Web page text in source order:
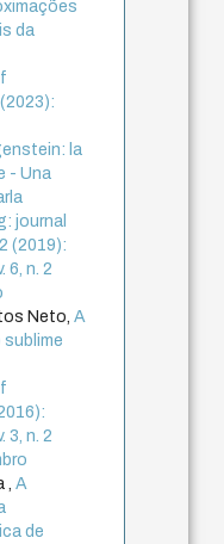
da
la
- Una
journal
(2019):
6, n. 2
Neto,A
3, n. 2
,A
de